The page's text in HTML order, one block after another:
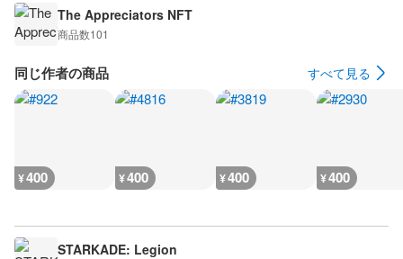
The Appreciators NFT
商品数101
同じ作者の商品 すべて見る
¥400 ¥400 ¥400 ¥400
STARKADE: Legion